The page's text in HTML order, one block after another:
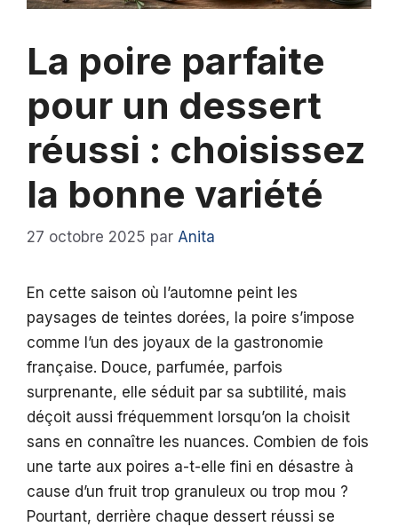
La poire parfaite
pour un dessert
réussi : choisissez
la bonne variété
27 octobre 2025 par Anita
En cette saison où l’automne peint les
paysages de teintes dorées, la poire s’impose
comme l’un des joyaux de la gastronomie
française. Douce, parfumée, parfois
surprenante, elle séduit par sa subtilité, mais
déçoit aussi fréquemment lorsqu’on la choisit
sans en connaître les nuances. Combien de fois
une tarte aux poires a-t-elle fini en désastre à
cause d’un fruit trop granuleux ou trop mou ?
Pourtant, derrière chaque dessert réussi se